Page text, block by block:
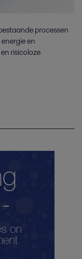
processen
en
risicoloze